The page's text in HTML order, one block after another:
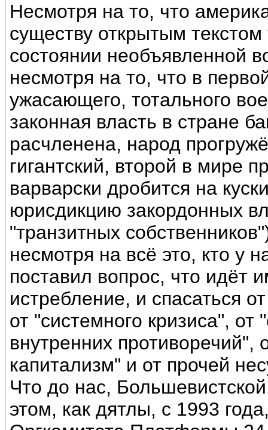
Несмотря на то, что
существу открытым
состоянии необъявленной
несмотря на то, что в
ужасающего, тотального
законная власть в стране
расчленена, народ
гигантский, второй в мире
варварски дробится на
юрисдикцию закордонных
"транзитных
несмотря на всё это, кто у
поставил вопрос, что идёт
истребление, и спасаться
от "системного кризиса",
внутренних противоречий",
капитализм" и от прочей
Что до нас,
этом, как дятлы, с 1993